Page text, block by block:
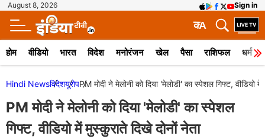
August 8, 2026 Sign in
A
क
होम वीडियो भारत विदेश मनोरंजन खेल पैसा राशिफल धर्म
Hindi NewsविदेशयूरोपPM मोदी ने मेलोनी को दिया 'मेलोडी' का स्पेशल गिफ्ट, वीडियो
PM मोदी ने मेलोनी को दिया 'मेलोडी' का स्पेशल
गिफ्ट, वीडियो में मुस्कुराते दिखे दोनों नेता